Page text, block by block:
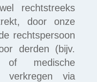
rechtstreeks
door onze
rechtspersoon
derden (bijv.
of medische
verkregen via